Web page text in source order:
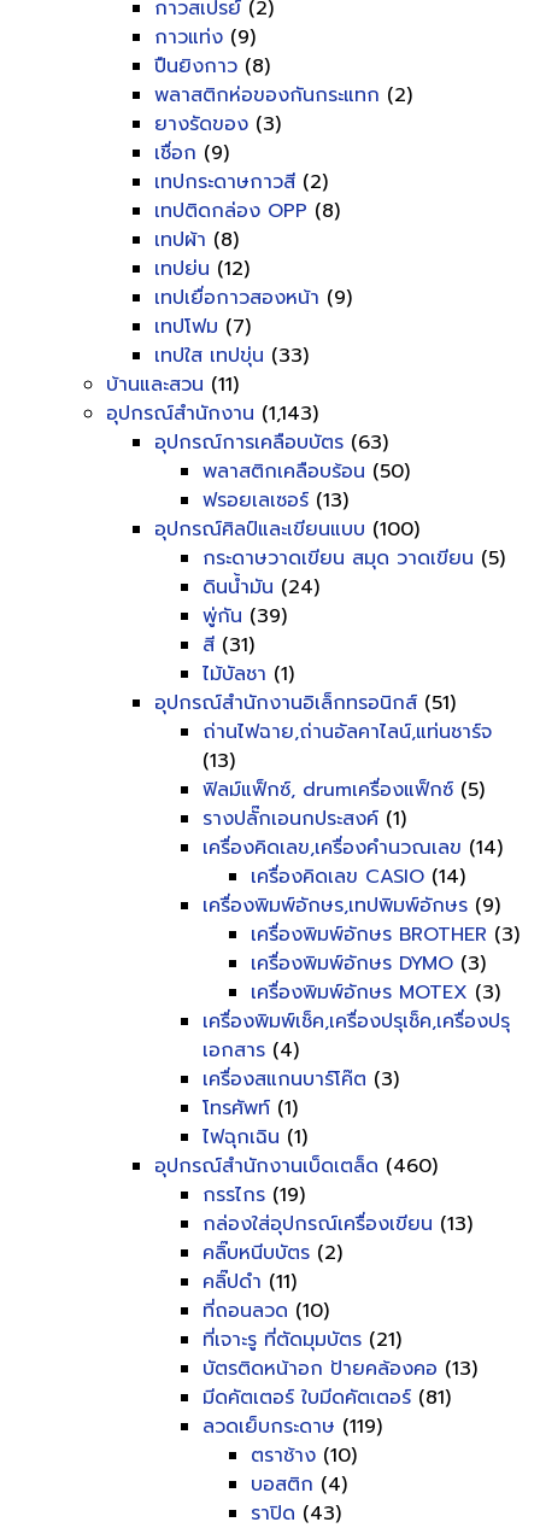
กาวสเปรย์ (2)
กาวแท่ง (9)
ปืนยิงกาว (8)
พลาสติกห่อของกันกระแทก (2)
ยางรัดของ (3)
เชื่อก (9)
เทปกระดาษกาวสี (2)
เทปติดกล่อง OPP (8)
เทปผ้า (8)
เทปย่น (12)
เทปเยื่อกาวสองหน้า (9)
เทปโฟม (7)
เทปใส เทปขุ่น (33)
บ้านและสวน (11)
อุปกรณ์สำนักงาน (1,143)
อุปกรณ์การเคลือบบัตร (63)
พลาสติกเคลือบร้อน (50)
ฟรอยเลเซอร์ (13)
อุปกรณ์ศิลป์และเขียนแบบ (100)
กระดาษวาดเขียน สมุด วาดเขียน (5)
ดินน้ำมัน (24)
พู่กัน (39)
สี (31)
ไม้บัลชา (1)
อุปกรณ์สำนักงานอิเล็กทรอนิกส์ (51)
ถ่านไฟฉาย,ถ่านอัลคาไลน์,แท่นชาร์จ
(13)
ฟิลม์แฟ็กซ์, drumเครื่องแฟ็กซ์ (5)
รางปลั๊กเอนกประสงค์ (1)
เครื่องคิดเลข,เครื่องคำนวณเลข (14)
เครื่องคิดเลข CASIO (14)
เครื่องพิมพ์อักษร,เทปพิมพ์อักษร (9)
เครื่องพิมพ์อักษร BROTHER (3)
เครื่องพิมพ์อักษร DYMO (3)
เครื่องพิมพ์อักษร MOTEX (3)
เครื่องพิมพ์เช็ค,เครื่องปรุเช็ค,เครื่องปรุ
เอกสาร (4)
เครื่องสแกนบาร์โค๊ต (3)
โทรศัพท์ (1)
ไฟฉุกเฉิน (1)
อุปกรณ์สำนักงานเบ็ดเตล็ด (460)
กรรไกร (19)
กล่องใส่อุปกรณ์เครื่องเขียน (13)
คลิ๊บหนีบบัตร (2)
คลิ๊ปดำ (11)
ที่ถอนลวด (10)
ที่เจาะรู ที่ตัดมุมบัตร (21)
บัตรติดหน้าอก ป้ายคล้องคอ (13)
มีดคัตเตอร์ ใบมีดคัตเตอร์ (81)
ลวดเย็บกระดาษ (119)
ตราช้าง (10)
บอสติก (4)
ราปิด (43)